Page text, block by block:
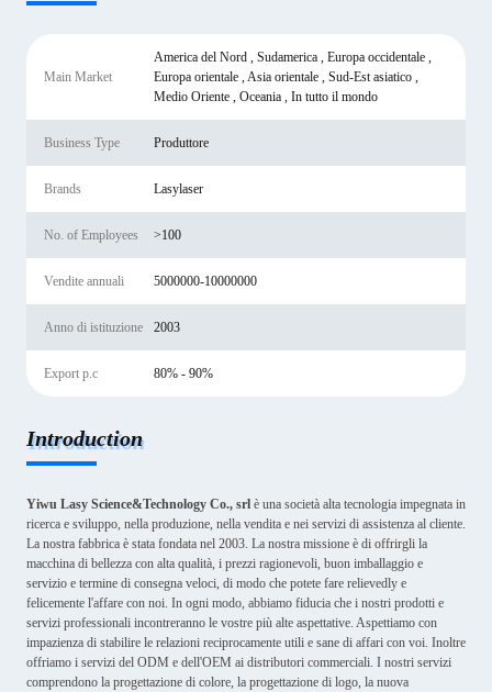
Main Market
America del Nord , Sudamerica , Europa occidentale ,
Europa orientale , Asia orientale , Sud-Est asiatico ,
Medio Oriente , Oceania , In tutto il mondo
Business Type Produttore
Brands Lasylaser
No. of Employees >100
Vendite annuali 5000000-10000000
Anno di istituzione 2003
Export p.c 80% - 90%
Introduction
Yiwu Lasy Science&Technology Co., srl è una società alta tecnologia impegnata in
ricerca e sviluppo, nella produzione, nella vendita e nei servizi di assistenza al cliente.
La nostra fabbrica è stata fondata nel 2003. La nostra missione è di offrirgli la
macchina di bellezza con alta qualità, i prezzi ragionevoli, buon imballaggio e
servizio e termine di consegna veloci, di modo che potete fare relievedly e
felicemente l'affare con noi. In ogni modo, abbiamo fiducia che i nostri prodotti e
servizi professionali incontreranno le vostre più alte aspettative. Aspettiamo con
impazienza di stabilire le relazioni reciprocamente utili e sane di affari con voi. Inoltre
offriamo i servizi del ODM e dell'OEM ai distributori commerciali. I nostri servizi
comprendono la progettazione di colore, la progettazione di logo, la nuova